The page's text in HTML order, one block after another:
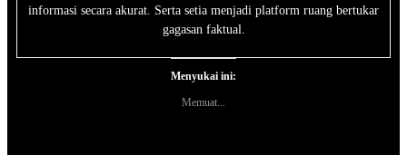
informasi secara akurat. Serta setia menjadi platform ruang bertukar
gagasan faktual.
Menyukai ini:
Memuat...